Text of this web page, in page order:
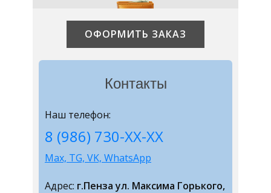
ОФОРМИТЬ ЗАКАЗ
Контакты
Наш телефон:
8 (986) 730-ХХ-ХХ
Max, TG, VK, WhatsApp
Адрес: г.Пенза ул. Максима Горького,